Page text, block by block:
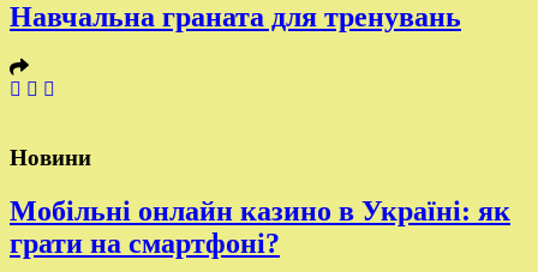
Навчальна граната для тренувань
Новини
Мобільні онлайн казино в Україні: як
грати на смартфоні?